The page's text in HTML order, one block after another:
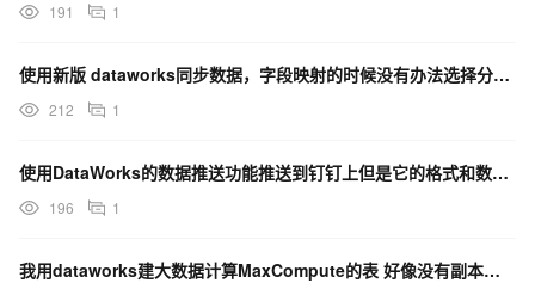
191 1
使用新版 dataworks同步数据，字段映射的时候没有办法选择分区字段 ？
212 1
使用DataWorks的数据推送功能推送到钉钉上但是它的格式和数据都挤在一起有什么办法调整吗？
196 1
我用dataworks建大数据计算MaxCompute的表 好像没有副本数和压缩格式设置，怎么设置？